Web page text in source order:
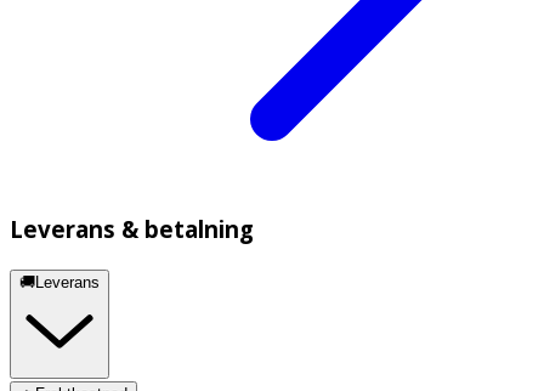
Leverans & betalning
🚚Leverans